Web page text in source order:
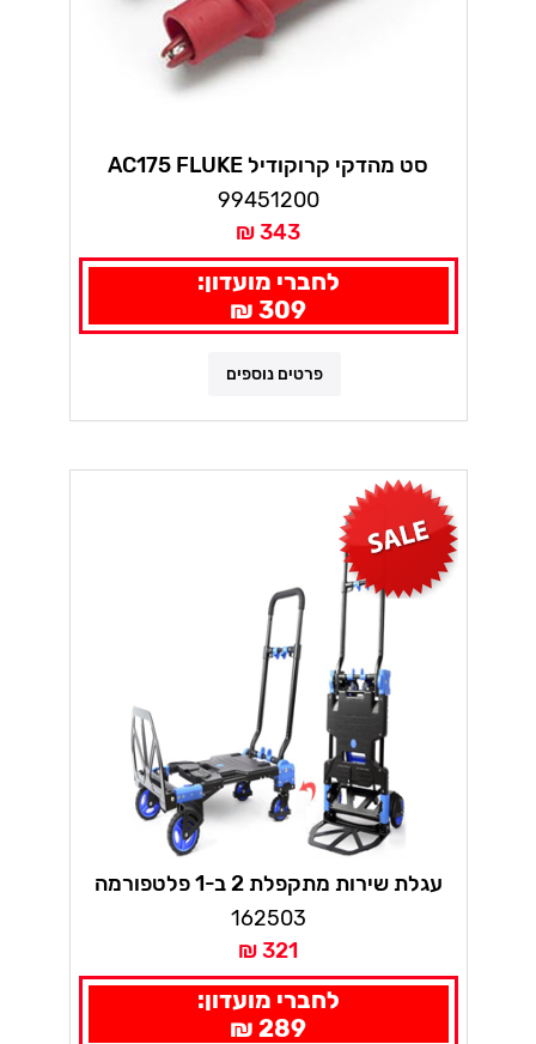
סט מהדקי קרוקודיל AC175 FLUKE
1000V
99451200
343 ₪
לחברי מועדון:
309 ₪
פרטים נוספים
עגלת שירות מתקפלת 2 ב-1 פלטפורמה
162503
321 ₪
לחברי מועדון:
289 ₪